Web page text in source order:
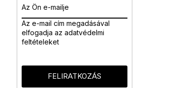
Az e-mail cím megadásával
elfogadja az adatvédelmi
feltételeket
FELIRATKOZÁS